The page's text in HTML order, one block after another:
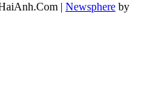
| Newsphere by